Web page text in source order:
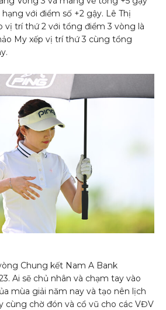
với điểm số +2 gậy. Lê Thị
vị trí thứ 2 với tổng điểm 3 vòng là
My xếp vị trí thứ 3 cùng tổng
Chung kết Nam A Bank
Ai sẽ chủ nhân và chạm tay vào
mùa giải năm nay và tạo nên lịch
cùng chờ đón và cổ vũ cho các VĐV